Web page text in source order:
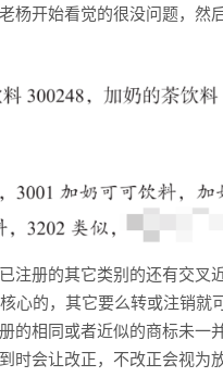
杨开始看觉的很没问题，然
册的其它类别的还有交叉
的，其它要么转或注销就
的相同或者近似的商标未一
会让改正，不改正会视为